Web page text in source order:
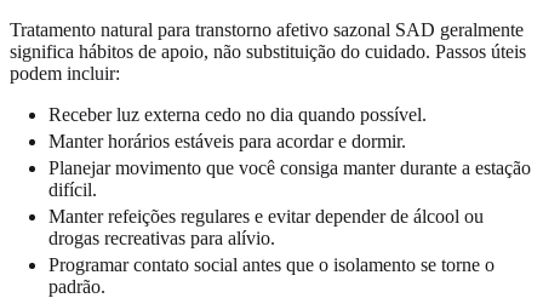
Tratamento natural para transtorno afetivo sazonal SAD geralmente
significa hábitos de apoio, não substituição do cuidado. Passos úteis
podem incluir:
Receber luz externa cedo no dia quando possível.
Manter horários estáveis para acordar e dormir.
Planejar movimento que você consiga manter durante a estação
difícil.
Manter refeições regulares e evitar depender de álcool ou
drogas recreativas para alívio.
Programar contato social antes que o isolamento se torne o
padrão.